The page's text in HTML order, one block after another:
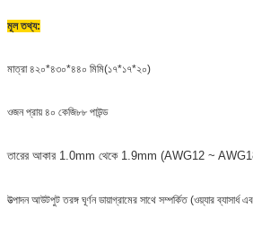
মূল তথ্য:
মাত্রা ৪২০*৪৩০*৪৪০ মিমি(১৭*১৭*২০)
ওজন প্রায় ৪০ কেজি৮৮ পাউন্ড
তারের আকার 1.0mm থেকে 1.9mm (AWG12 ~
উত্পাদন আউটপুট তরঙ্গ ঘূর্ণন ডায়াগ্রামের সাথে সম্পর্কিত (ওয়্যার ব্যাসার্ধ